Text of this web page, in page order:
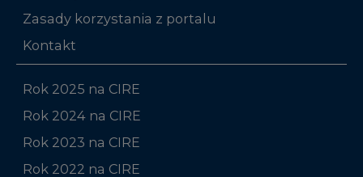
Zasady korzystania z portalu
Kontakt
Rok 2025 na CIRE
Rok 2024 na CIRE
Rok 2023 na CIRE
Rok 2022 na CIRE